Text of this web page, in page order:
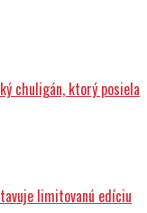
chuligán, ktorý posiela
limitovanú edíciu